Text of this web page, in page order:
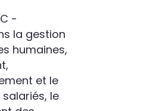
-
la gestion
humaines,
et le
le